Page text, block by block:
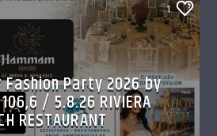
1
Fashion Party 2026 by
/ 5.8.26 RIVIERA
RESTAURANT